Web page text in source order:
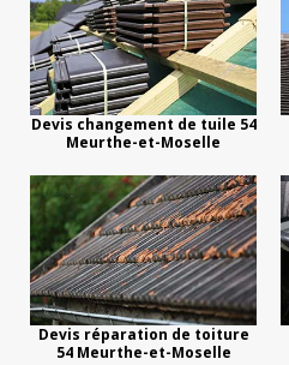
Devis changement de tuile 54
Meurthe-et-Moselle
Devis réparation de toiture
54 Meurthe-et-Moselle